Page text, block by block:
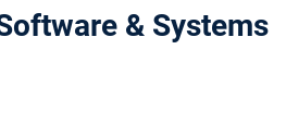
& Systems